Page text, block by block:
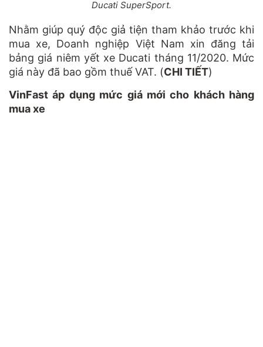
Ducati SuperSport.
Nhằm giúp quý độc giả tiện tham khảo trước khi
mua xe, Doanh nghiệp Việt Nam xin đăng tải
bảng giá niêm yết xe Ducati tháng 11/2020. Mức
giá này đã bao gồm thuế VAT. (CHI TIẾT)
VinFast áp dụng mức giá mới cho khách hàng
mua xe